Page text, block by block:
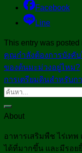
Facebook
Line
This entry was posted
คุณกำลังต้องการบังคั
ของต้นมะม่วงอยู่ไหม?
การเตรียมดินสำหรับ
About
อาหารเสริมพืช ไร่เทพ
ได้ที่มากขึ้น และมีรอย